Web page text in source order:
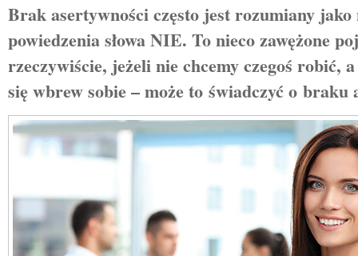
Brak asertywności często jest rozumiany jako
powiedzenia słowa NIE. To nieco zawężone
rzeczywiście, jeżeli nie chcemy czegoś robić,
się wbrew sobie – może to świadczyć o braku